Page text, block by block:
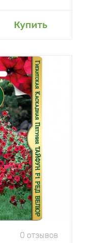
Купить
0 отзывов